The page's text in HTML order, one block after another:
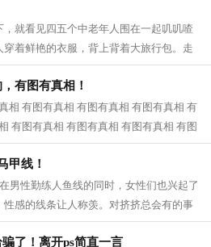
就看见四五个中老年人围在一起叽叽喳
着鲜艳的衣服，背上背着大旅行包。走
已经快...
有图有真相！
相 有图有真相 有图有真相 有图有真相 有
有图有真相 有图有真相 有图有真相 有图
甲线！
男性勤练人鱼线的同时，女性们也兴起了
感的线条让人称羡。对挤挤总会有的事
体态更...
了！离开ps简直一言